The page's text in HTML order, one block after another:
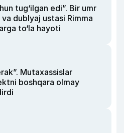
tug‘ilgan edi”. Bir umr
dublyaj ustasi Rimma
to‘la hayoti
Mutaxassislar
boshqara olmay